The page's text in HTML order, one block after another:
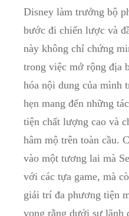
Disney ⁤làm trưởng​ bộ
bước đi chiến lược và
này không chỉ chứng
trong ‌việc ‌mở rộng ⁢địa
hóa nội⁤ dung của mình
hẹn mang đến ​những
tiện chất lượng cao và⁤
hâm mộ ⁣trên toàn cầu.
vào ​một ​tương lai mà⁤
⁤với các ⁤tựa game, mà
giải trí đa phương tiện
vọng​ rằng dưới sự ‍lãnh